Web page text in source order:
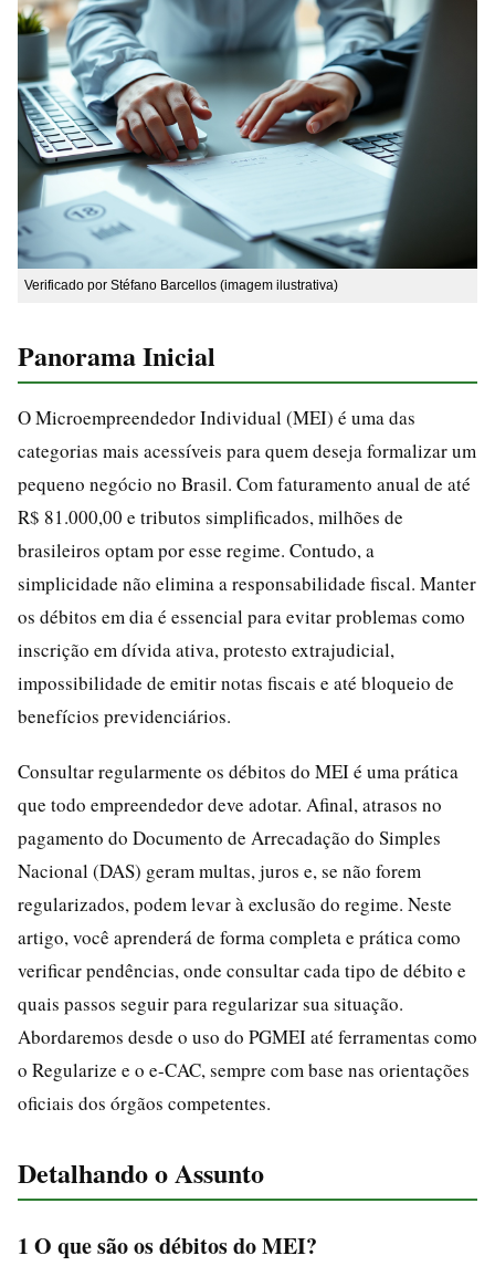
Verificado por Stéfano Barcellos (imagem ilustrativa)
Panorama Inicial
O Microempreendedor Individual (MEI) é uma das
categorias mais acessíveis para quem deseja formalizar um
pequeno negócio no Brasil. Com faturamento anual de até
R$ 81.000,00 e tributos simplificados, milhões de
brasileiros optam por esse regime. Contudo, a
simplicidade não elimina a responsabilidade fiscal. Manter
os débitos em dia é essencial para evitar problemas como
inscrição em dívida ativa, protesto extrajudicial,
impossibilidade de emitir notas fiscais e até bloqueio de
benefícios previdenciários.
Consultar regularmente os débitos do MEI é uma prática
que todo empreendedor deve adotar. Afinal, atrasos no
pagamento do Documento de Arrecadação do Simples
Nacional (DAS) geram multas, juros e, se não forem
regularizados, podem levar à exclusão do regime. Neste
artigo, você aprenderá de forma completa e prática como
verificar pendências, onde consultar cada tipo de débito e
quais passos seguir para regularizar sua situação.
Abordaremos desde o uso do PGMEI até ferramentas como
o Regularize e o e-CAC, sempre com base nas orientações
oficiais dos órgãos competentes.
Detalhando o Assunto
1 O que são os débitos do MEI?